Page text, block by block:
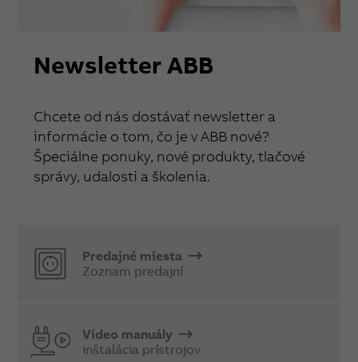
Newsletter ABB
Chcete od nás dostávať newsletter a
informácie o tom, čo je v ABB nové?
Špeciálne ponuky, nové produkty, tlačové
správy, udalosti a školenia.
Predajné miesta
Zoznam predajní
Video manuály
inštalácia prístrojov